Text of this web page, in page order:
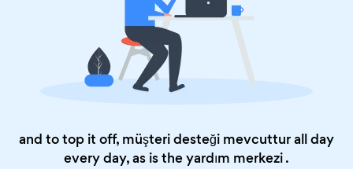
and to top it off, müşteri desteği mevcuttur all day
every day, as is theyardım merkezi.